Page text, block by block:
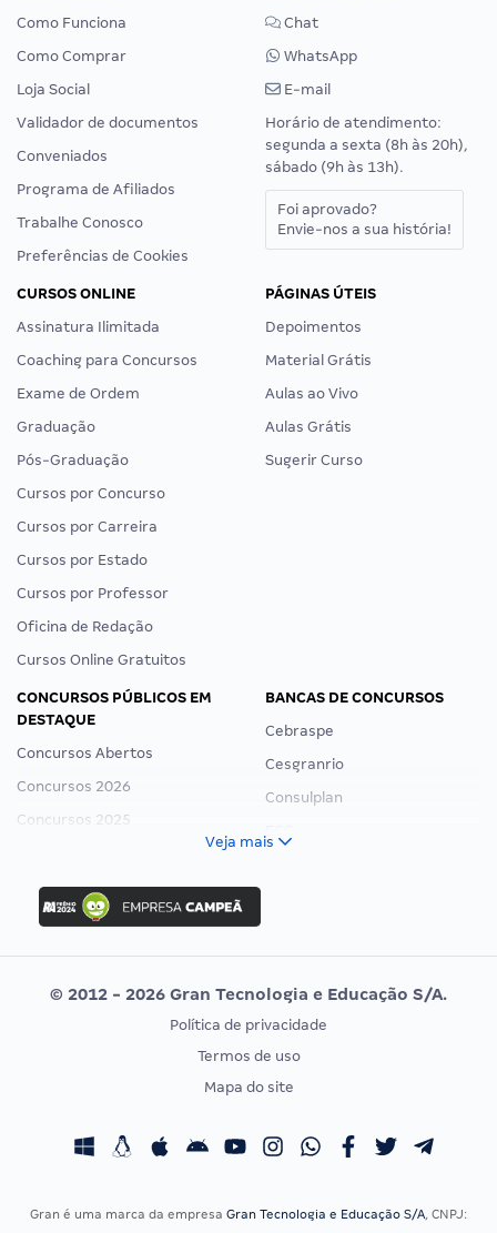
Como Funciona
Como Comprar
Loja Social
Validador de documentos
Conveniados
Programa de Afiliados
Trabalhe Conosco
Preferências de Cookies
Chat
WhatsApp
E-mail
Horário de atendimento:
segunda a sexta (8h às 20h),
sábado (9h às 13h).
Foi aprovado?
Envie-nos a sua história!
CURSOS ONLINE
Assinatura Ilimitada
Coaching para Concursos
Exame de Ordem
Graduação
Pós-Graduação
Cursos por Concurso
Cursos por Carreira
Cursos por Estado
Cursos por Professor
Oficina de Redação
Cursos Online Gratuitos
PÁGINAS ÚTEIS
Depoimentos
Material Grátis
Aulas ao Vivo
Aulas Grátis
Sugerir Curso
CONCURSOS PÚBLICOS EM
DESTAQUE
Concursos Abertos
Concursos 2026
Concursos 2025
Concurso Ibama
Concurso MPU
Editais publicados
BANCAS DE CONCURSOS
Cebraspe
Cesgranrio
Consulplan
Vunesp
CONCURSOS POR PROFISSÃO
Concursos Fiscais
EXAME DE ORDEM
Calendário OAB
Veja mais
© 2012 - 2026 Gran Tecnologia e Educação S/A.
Política de privacidade
Termos de uso
Mapa do site
Gran é uma marca da empresa Gran Tecnologia e Educação S/A, CNPJ: